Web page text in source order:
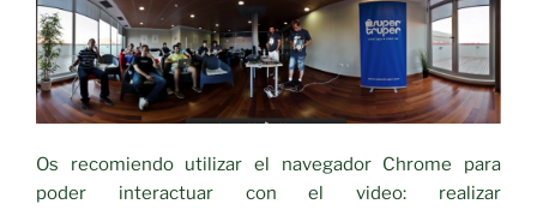
Os recomiendo utilizar el navegador Chrome para
poder interactuar con el video: realizar